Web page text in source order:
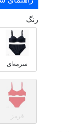
رنگ
سرمه‌ای
قرمز